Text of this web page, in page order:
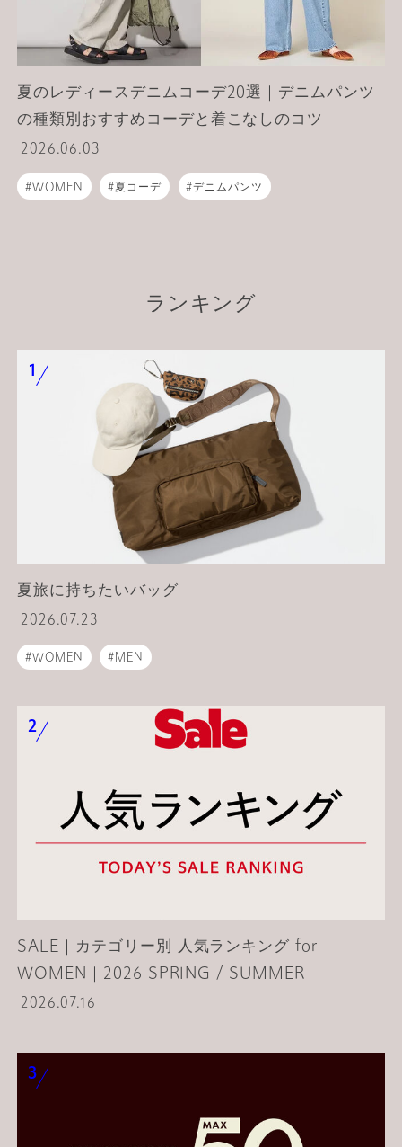
夏のレディースデニムコーデ20選｜デニムパンツ
の種類別おすすめコーデと着こなしのコツ
2026.06.03
WOMEN 夏コーデ デニムパンツ
ランキング
夏旅に持ちたいバッグ
2026.07.23
WOMEN MEN
夏コーデ 小物 バッグ
ボストンバッグ リュック ウエストポーチ
SALE｜カテゴリー別 人気ランキング for
WOMEN｜2026 SPRING / SUMMER
2026.07.16